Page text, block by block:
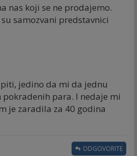
nas koji se ne prodajemo.
samozvani predstavnici
jedino da mi da jednu
para. I nedaje mi
je zaradila za 40 godina
ODGOVORITE